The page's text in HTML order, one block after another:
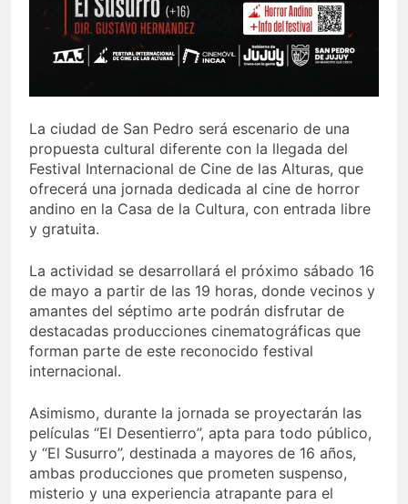
La ciudad de San Pedro será escenario de una
propuesta cultural diferente con la llegada del
Festival Internacional de Cine de las Alturas, que
ofrecerá una jornada dedicada al cine de horror
andino en la Casa de la Cultura, con entrada libre
y gratuita.
La actividad se desarrollará el próximo sábado 16
de mayo a partir de las 19 horas, donde vecinos y
amantes del séptimo arte podrán disfrutar de
destacadas producciones cinematográficas que
forman parte de este reconocido festival
internacional.
Asimismo, durante la jornada se proyectarán las
películas “El Desentierro”, apta para todo público,
y “El Susurro”, destinada a mayores de 16 años,
ambas producciones que prometen suspenso,
misterio y una experiencia atrapante para el